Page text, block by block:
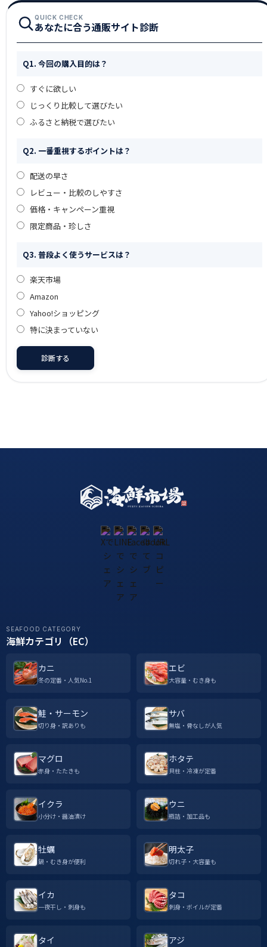
QUICK CHECK
あなたに合う通販サイト診断
Q1. 今回の購入目的は？
すぐに欲しい
じっくり比較して選びたい
ふるさと納税で選びたい
Q2. 一番重視するポイントは？
配送の早さ
レビュー・比較のしやすさ
価格・キャンペーン重視
限定商品・珍しさ
Q3. 普段よく使うサービスは？
楽天市場
Amazon
Yahoo!ショッピング
特に決まっていない
診断する
SEAFOOD CATEGORY
海鮮カテゴリ（EC）
カニ
冬の定番・人気No.1
エビ
大容量・むき身も
鮭・サーモン
切り身・訳ありも
サバ
無塩・骨なしが人気
マグロ
赤身・たたきも
ホタテ
貝柱・冷凍が定番
イクラ
小分け・醤油漬け
ウニ
瓶詰・加工品も
牡蠣
鍋・むき身が便利
明太子
切れ子・大容量も
イカ
一夜干し・刺身も
タコ
刺身・ボイルが定番
タイ アジ